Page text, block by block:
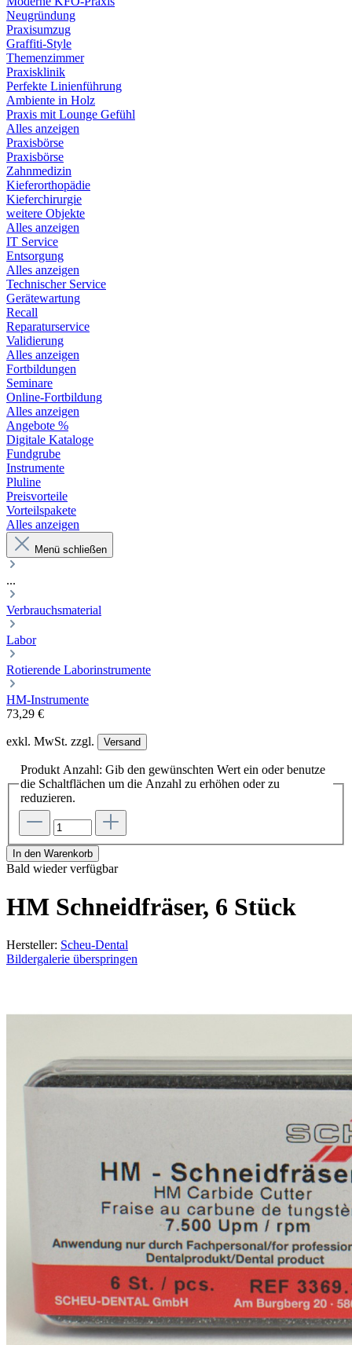
Neugründung
Praxisumzug
Graffiti-Style
Themenzimmer
Praxisklinik
Perfekte Linienführung
Ambiente in Holz
Praxis mit Lounge Gefühl
Alles anzeigen
Praxisbörse
Praxisbörse
Zahnmedizin
Kieferorthopädie
Kieferchirurgie
weitere Objekte
Alles anzeigen
IT Service
Entsorgung
Alles anzeigen
Technischer Service
Gerätewartung
Recall
Reparaturservice
Validierung
Alles anzeigen
Fortbildungen
Seminare
Online-Fortbildung
Alles anzeigen
Angebote %
Digitale Kataloge
Fundgrube
Instrumente
Pluline
Preisvorteile
Vorteilspakete
Alles anzeigen
Menü schließen
...
Verbrauchsmaterial
Labor
Rotierende Laborinstrumente
HM-Instrumente
73,29 €
exkl. MwSt. zzgl. Versand
Produkt Anzahl: Gib den gewünschten Wert ein oder benutze
die Schaltflächen um die Anzahl zu erhöhen oder zu
reduzieren.
In den Warenkorb
Bald wieder verfügbar
HM Schneidfräser, 6 Stück
Hersteller: Scheu-Dental
Bildergalerie überspringen